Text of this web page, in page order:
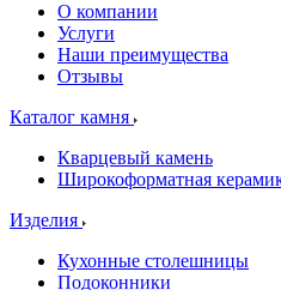
О компании
Услуги
Наши преимущества
Отзывы
Каталог камня
Кварцевый камень
Широкоформатная
Изделия
Кухонные столешницы
Подоконники